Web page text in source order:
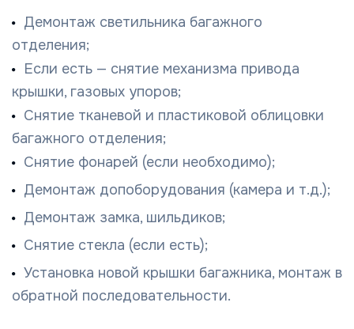
Демонтаж светильника багажного
отделения;
Если есть — снятие механизма привода
крышки, газовых упоров;
Снятие тканевой и пластиковой облицовки
багажного отделения;
Снятие фонарей (если необходимо);
Демонтаж допоборудования (камера и т.д.);
Демонтаж замка, шильдиков;
Снятие стекла (если есть);
Установка новой крышки багажника, монтаж в
обратной последовательности.